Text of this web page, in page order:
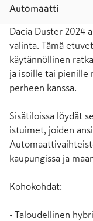
Automaatti
Dacia Duster 2024
valinta. Tämä
käytännöllinen
ja isoille tai pienille
perheen kanssa.
Sisätiloissa löydät
istuimet, joiden
kaupungissa ja
Kohokohdat:
• Taloudellinen